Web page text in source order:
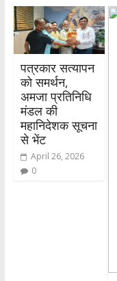
पत्रकार सत्यापन
को समर्थन,
अमजा प्रतिनिधि
मंडल की
महानिदेशक सूचना
से भेंट
April 26, 2026
0